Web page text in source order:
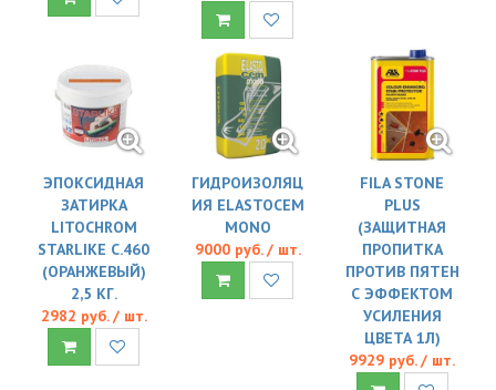
ЭПОКСИДНАЯ
ЗАТИРКА
LITOCHROM
STARLIKE C.460
(ОРАНЖЕВЫЙ)
2,5 КГ.
2982 руб. / шт.
ГИДРОИЗОЛЯЦ
ИЯ ELASTOCEM
MONO
9000 руб. / шт.
FILA STONE
PLUS
(ЗАЩИТНАЯ
ПРОПИТКА
ПРОТИВ ПЯТЕН
С ЭФФЕКТОМ
УСИЛЕНИЯ
ЦВЕТА 1Л)
9929 руб. / шт.